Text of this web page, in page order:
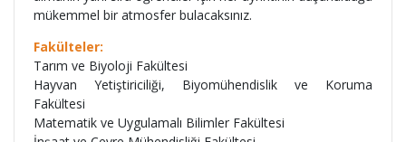
mükemmel bir atmosfer bulacaksınız.
Fakülteler:
Tarım ve Biyoloji Fakültesi
Hayvan Yetiştiriciliği, Biyomühendislik ve Koruma
Fakültesi
Matematik ve Uygulamalı Bilimler Fakültesi